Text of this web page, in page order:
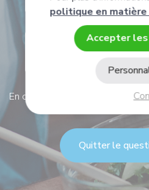
Une femme
En continuant, je confirme avoir
Quitter le
politique en matière
Accepter